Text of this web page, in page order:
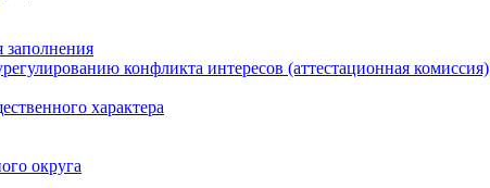
конфликта интересов (аттестационная комиссия)
характера
округа